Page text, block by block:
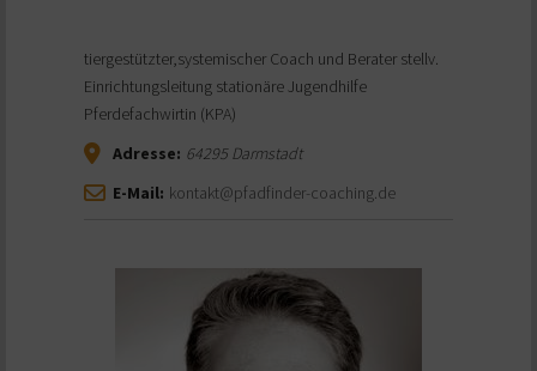
tiergestützter,systemischer Coach und Berater stellv.
Einrichtungsleitung stationäre Jugendhilfe
Pferdefachwirtin (KPA)
Adresse: 64295Darmstadt
E-Mail: kontakt@pfadfinder-coaching.de